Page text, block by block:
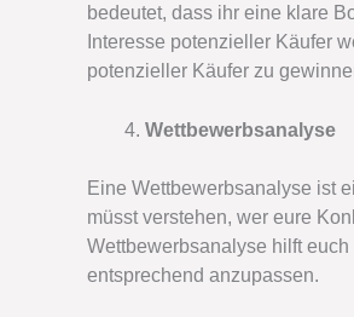
bedeutet, dass ihr eine klare
Interesse potenzieller Käufer
potenzieller Käufer zu
Wettbewerbsanalyse
Eine Wettbewerbsanalyse ist
müsst verstehen, wer eure
Wettbewerbsanalyse hilft
entsprechend anzupassen.